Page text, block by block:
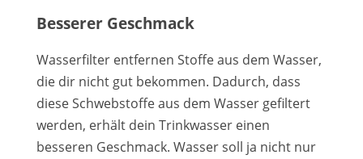
Besserer Geschmack
Wasserfilter entfernen Stoffe aus dem Wasser,
die dir nicht gut bekommen. Dadurch, dass
diese Schwebstoffe aus dem Wasser gefiltert
werden, erhält dein Trinkwasser einen
besseren Geschmack. Wasser soll ja nicht nur